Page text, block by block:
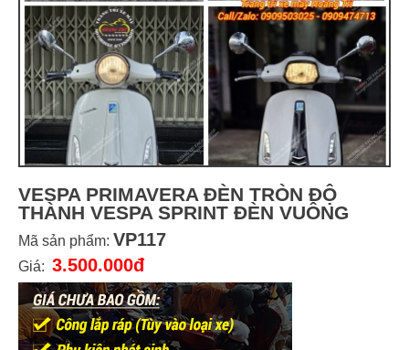
VESPA PRIMAVERA ĐÈN TRÒN ĐỘ
THÀNH VESPA SPRINT ĐÈN VUÔNG
Mã sản phẩm: VP117
Giá: 3.500.000đ